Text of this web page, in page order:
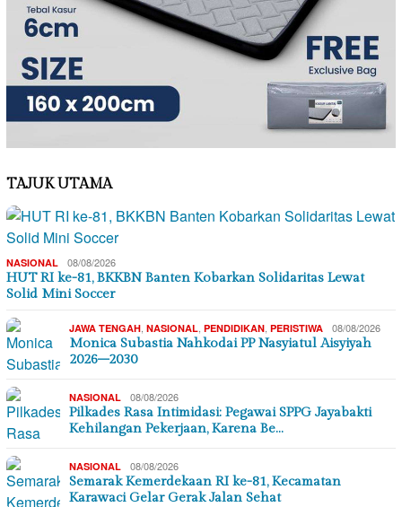
TAJUK UTAMA
NASIONAL 08/08/2026
HUT RI ke-81, BKKBN Banten Kobarkan Solidaritas Lewat
Solid Mini Soccer
JAWA TENGAH, NASIONAL, PENDIDIKAN, PERISTIWA 08/08/2026
Monica Subastia Nahkodai PP Nasyiatul Aisyiyah
2026–2030
NASIONAL 08/08/2026
Pilkades Rasa Intimidasi: Pegawai SPPG Jayabakti
Kehilangan Pekerjaan, Karena Be…
NASIONAL 08/08/2026
Semarak Kemerdekaan RI ke-81, Kecamatan
Karawaci Gelar Gerak Jalan Sehat